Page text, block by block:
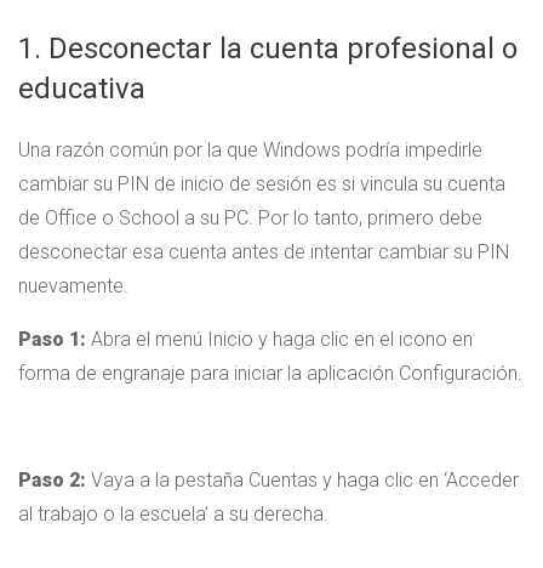
1. Desconectar la cuenta profesional o
educativa
Una razón común por la que Windows podría impedirle
cambiar su PIN de inicio de sesión es si vincula su cuenta
de Office o School a su PC. Por lo tanto, primero debe
desconectar esa cuenta antes de intentar cambiar su PIN
nuevamente.
Paso 1: Abra el menú Inicio y haga clic en el icono en
forma de engranaje para iniciar la aplicación Configuración.
Paso 2: Vaya a la pestaña Cuentas y haga clic en ‘Acceder
al trabajo o la escuela’ a su derecha.